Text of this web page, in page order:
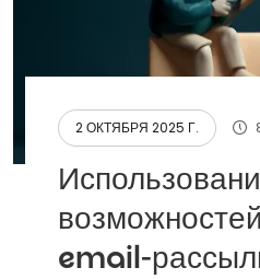
2 ОКТЯБРЯ 2025 Г.
email-